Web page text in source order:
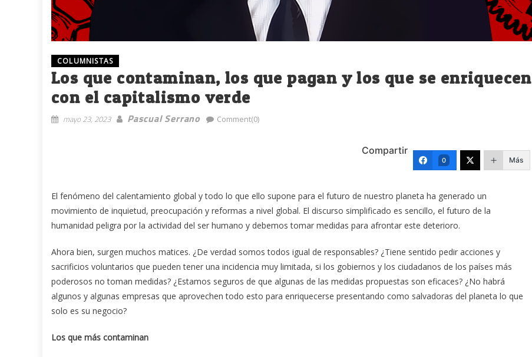
COLUMNISTAS
Los que contaminan, los que pagan y los que se enriquecen
con el capitalismo verde
mayo 23, 2023 Pascual Serrano Comment(0)
Compartir
0 Más
El fenómeno del calentamiento global y todo lo que ello supone para el futuro de nuestro planeta ha generado un
movimiento de inquietud, preocupación y reformas a nivel global. El discurso simplificado es sencillo, el futuro de la
humanidad peligra por la actividad del ser humano y debemos tomar medidas para afrontar este deterioro.
Ahora bien, surgen muchos matices. ¿De verdad somos todos igual de responsables? ¿Tiene sentido pedir acciones y
sacrificios voluntarios que pueden tener una incidencia muy limitada, si los gobiernos y los ciudadanos de los países más
poderosos no toman medidas? ¿Estamos seguros de que algunas de las medidas propuestas son eficaces? ¿No habrá
algunos y algunas empresas que aprovechen todo esto para enriquecerse presentando como salvadoras del planeta lo que
solo es su negocio?
Los que más contaminan